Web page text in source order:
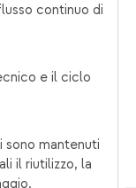
continuo di
e il ciclo
mantenuti
il riutilizzo, la